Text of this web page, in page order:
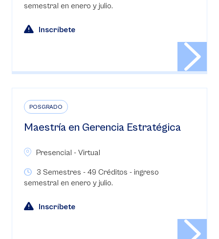
semestral en enero y julio.
Inscríbete
POSGRADO
Maestría en Gerencia Estratégica
Presencial - Virtual
3 Semestres - 49 Créditos - ingreso
semestral en enero y julio.
Inscríbete